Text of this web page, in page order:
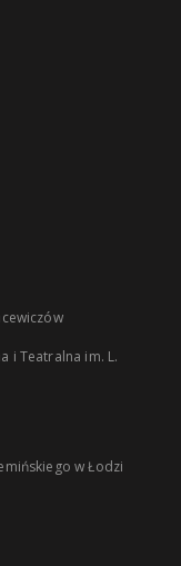
i Teatralna im. L.
w Łodzi